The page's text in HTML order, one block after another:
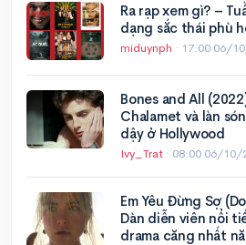
Ra rạp xem gì? –
dạng sắc thái phù
miduynph · 17:00 06/
Bones and All
Chalamet và làn
dậy ở Hollywood
Ivy_Trat · 08:00 06/10/
Em Yêu Đừng Sợ
Dàn diễn viên nổi
drama căng nhất